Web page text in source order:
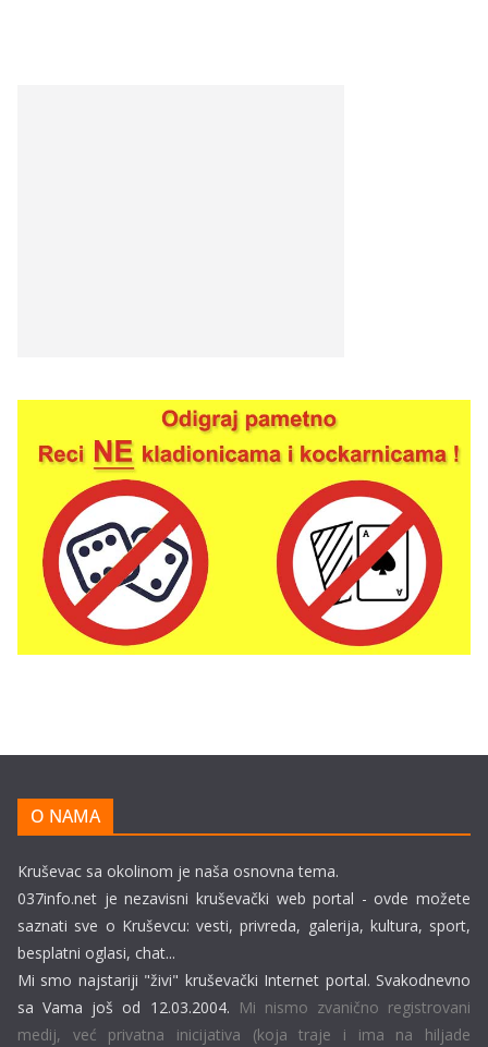
O NAMA
Kruševac sa okolinom je naša osnovna tema.
037info.net je nezavisni kruševački web portal - ovde možete
saznati sve o Kruševcu: vesti, privreda, galerija, kultura, sport,
besplatni oglasi, chat...
Mi smo najstariji "živi" kruševački Internet portal. Svakodnevno
sa Vama još od 12.03.2004. Mi nismo zvanično registrovani
medij, već privatna inicijativa (koja traje i ima na hiljade